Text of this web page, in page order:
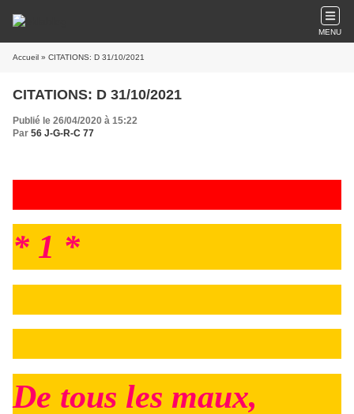
MENU
Accueil » CITATIONS: D 31/10/2021
CITATIONS: D 31/10/2021
Publié le 26/04/2020 à 15:22
Par 56 J-G-R-C 77
* 1 *
De tous les maux,